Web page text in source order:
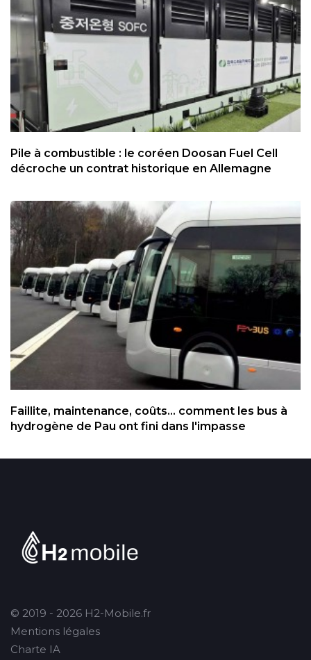
Pile à combustible : le coréen Doosan Fuel Cell
décroche un contrat historique en Allemagne
Faillite, maintenance, coûts... comment les bus à
hydrogène de Pau ont fini dans l'impasse
© 2019 - 2026 H2-Mobile.fr
Mentions légales
Charte IA